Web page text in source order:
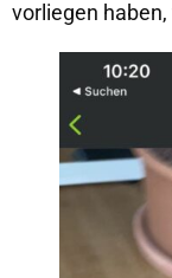
vorliegen haben,